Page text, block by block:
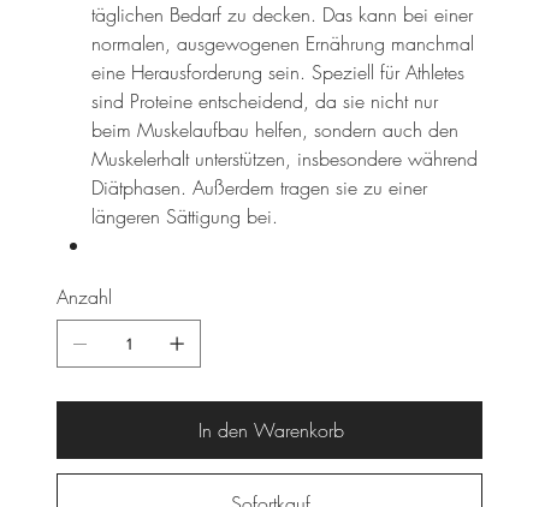
täglichen Bedarf zu decken. Das kann bei einer
normalen, ausgewogenen Ernährung manchmal
eine Herausforderung sein. Speziell für Athletes
sind Proteine entscheidend, da sie nicht nur
beim Muskelaufbau helfen, sondern auch den
Muskelerhalt unterstützen, insbesondere während
Diätphasen. Außerdem tragen sie zu einer
längeren Sättigung bei.
Anzahl
In den Warenkorb